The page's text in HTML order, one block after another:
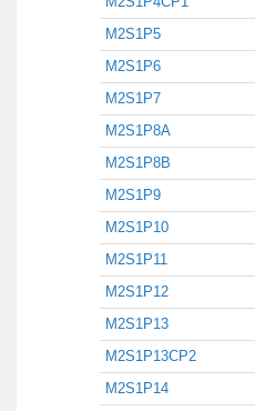
M2S1P5
M2S1P6
M2S1P7
M2S1P8A
M2S1P8B
M2S1P9
M2S1P10
M2S1P11
M2S1P12
M2S1P13
M2S1P13CP2
M2S1P14